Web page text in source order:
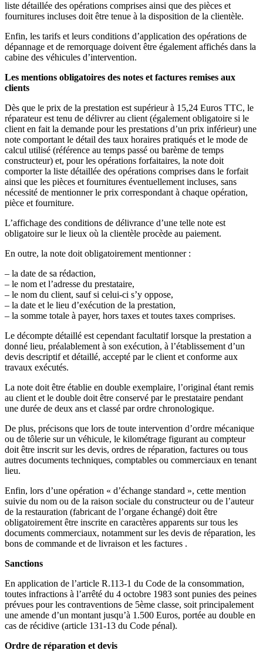
liste détaillée des opérations comprises ainsi que des pièces et
fournitures incluses doit être tenue à la disposition de la clientèle.
Enfin, les tarifs et leurs conditions d’application des opérations de
dépannage et de remorquage doivent être également affichés dans la
cabine des véhicules d’intervention.
Les mentions obligatoires des notes et factures remises aux
clients
Dès que le prix de la prestation est supérieur à 15,24 Euros TTC, le
réparateur est tenu de délivrer au client (également obligatoire si le
client en fait la demande pour les prestations d’un prix inférieur) une
note comportant le détail des taux horaires pratiqués et le mode de
calcul utilisé (référence au temps passé ou barème de temps
constructeur) et, pour les opérations forfaitaires, la note doit
comporter la liste détaillée des opérations comprises dans le forfait
ainsi que les pièces et fournitures éventuellement incluses, sans
nécessité de mentionner le prix correspondant à chaque opération,
pièce et fourniture.
L’affichage des conditions de délivrance d’une telle note est
obligatoire sur le lieux où la clientèle procède au paiement.
En outre, la note doit obligatoirement mentionner :
– la date de sa rédaction,
– le nom et l’adresse du prestataire,
– le nom du client, sauf si celui-ci s’y oppose,
– la date et le lieu d’exécution de la prestation,
– la somme totale à payer, hors taxes et toutes taxes comprises.
Le décompte détaillé est cependant facultatif lorsque la prestation a
donné lieu, préalablement à son exécution, à l’établissement d’un
devis descriptif et détaillé, accepté par le client et conforme aux
travaux exécutés.
La note doit être établie en double exemplaire, l’original étant remis
au client et le double doit être conservé par le prestataire pendant
une durée de deux ans et classé par ordre chronologique.
De plus, précisons que lors de toute intervention d’ordre mécanique
ou de tôlerie sur un véhicule, le kilométrage figurant au compteur
doit être inscrit sur les devis, ordres de réparation, factures ou tous
autres documents techniques, comptables ou commerciaux en tenant
lieu.
Enfin, lors d’une opération « d’échange standard », cette mention
suivie du nom ou de la raison sociale du constructeur ou de l’auteur
de la restauration (fabricant de l’organe échangé) doit être
obligatoirement être inscrite en caractères apparents sur tous les
documents commerciaux, notamment sur les devis de réparation, les
bons de commande et de livraison et les factures .
Sanctions
En application de l’article R.113-1 du Code de la consommation,
toutes infractions à l’arrêté du 4 octobre 1983 sont punies des peines
prévues pour les contraventions de 5ème classe, soit principalement
une amende d’un montant jusqu’à 1.500 Euros, portée au double en
cas de récidive (article 131-13 du Code pénal).
Ordre de réparation et devis